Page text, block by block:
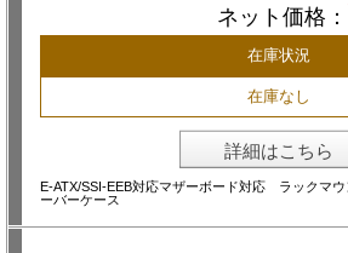
ネット価格：
在庫状況
在庫なし
詳細はこちら
E-ATX/SSI-EEB対応マザーボード対応 ラックマ
ーバーケース